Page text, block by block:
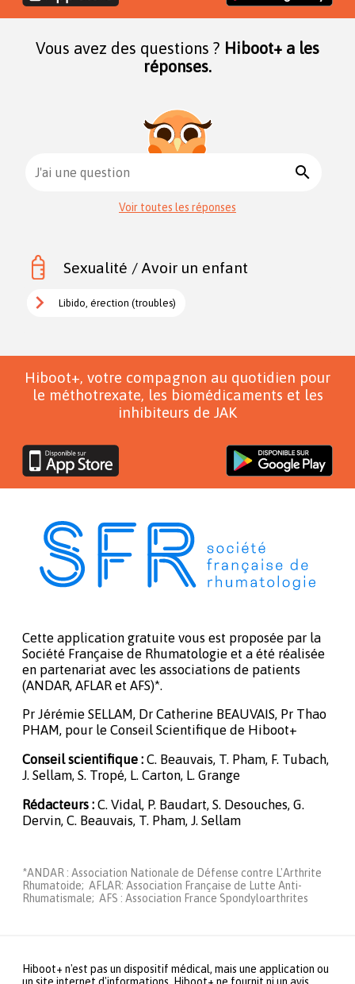
Vous avez des questions ? Hiboot+ a les
réponses.
J'ai une question search
Voir toutes les réponses
Sexualité / Avoir un enfant
Libido, érection (troubles)
Hiboot+, votre compagnon au quotidien pour
le méthotrexate, les biomédicaments et les
inhibiteurs de JAK
Cette application gratuite vous est proposée par la
Société Française de Rhumatologie et a été réalisée
en partenariat avec les associations de patients
(ANDAR, AFLAR et AFS)*.
Pr Jérémie SELLAM, Dr Catherine BEAUVAIS, Pr Thao
PHAM, pour le Conseil Scientifique de Hiboot+
Conseil scientifique : C. Beauvais, T. Pham, F. Tubach,
J. Sellam, S. Tropé, L. Carton, L. Grange
Rédacteurs : C. Vidal, P. Baudart, S. Desouches, G.
Dervin, C. Beauvais, T. Pham, J. Sellam
*ANDAR : Association Nationale de Défense contre L'Arthrite
Rhumatoide; AFLAR: Association Française de Lutte Anti-
Rhumatismale; AFS : Association France Spondyloarthrites
Hiboot+ n'est pas un dispositif médical, mais une application ou